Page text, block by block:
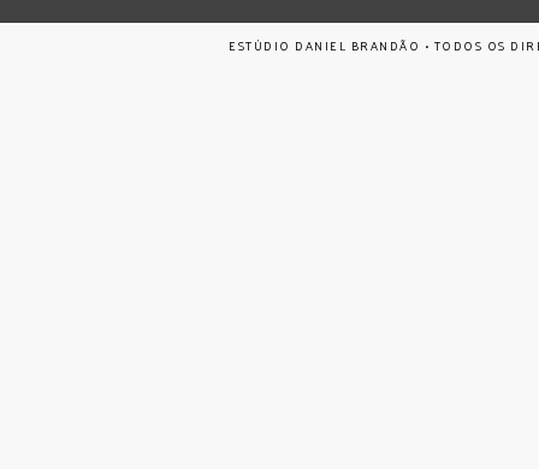
ESTÚDIO DANIEL BRANDÃO • TODOS OS